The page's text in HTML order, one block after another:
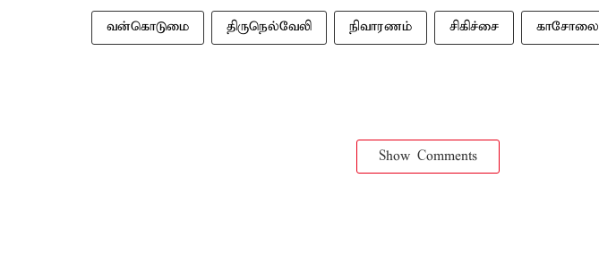
வன்கொடுமை திருநெல்வேலி நிவாரணம் சிகிச்சை காசோலை
Show Comments